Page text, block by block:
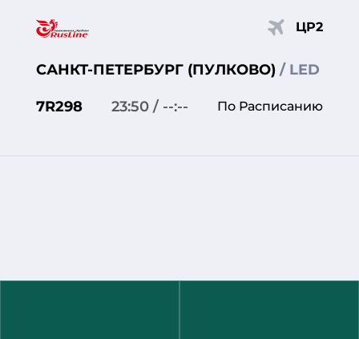
7R298
САНКТ-ПЕТЕРБУРГ (ПУЛКОВО) / LED
23:50 / --:--
ЦР2
По Расписанию